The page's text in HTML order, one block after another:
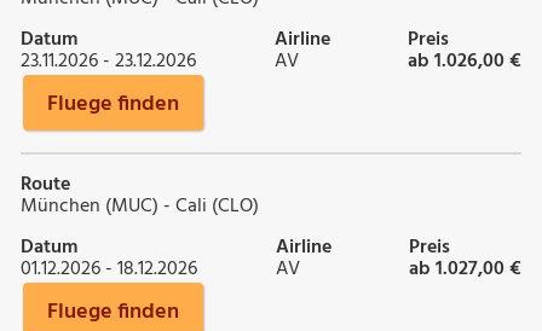
Datum
23.11.2026 - 23.12.2026
Airline
AV
Preis
ab 1.026,00 €
Fluege finden
Route
München (MUC) - Cali (CLO)
Datum
01.12.2026 - 18.12.2026
Airline
AV
Preis
ab 1.027,00 €
Fluege finden